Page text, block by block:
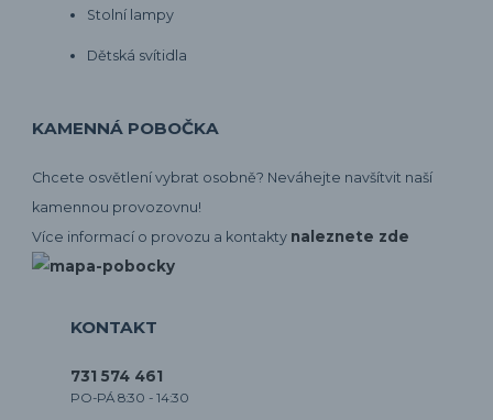
Stolní lampy
Dětská svítidla
KAMENNÁ POBOČKA
Chcete osvětlení vybrat osobně? Neváhejte navšítvit naší
kamennou provozovnu!
Více informací o provozu a kontakty naleznete zde
KONTAKT
731 574 461
PO-PÁ 8:30 - 14:30